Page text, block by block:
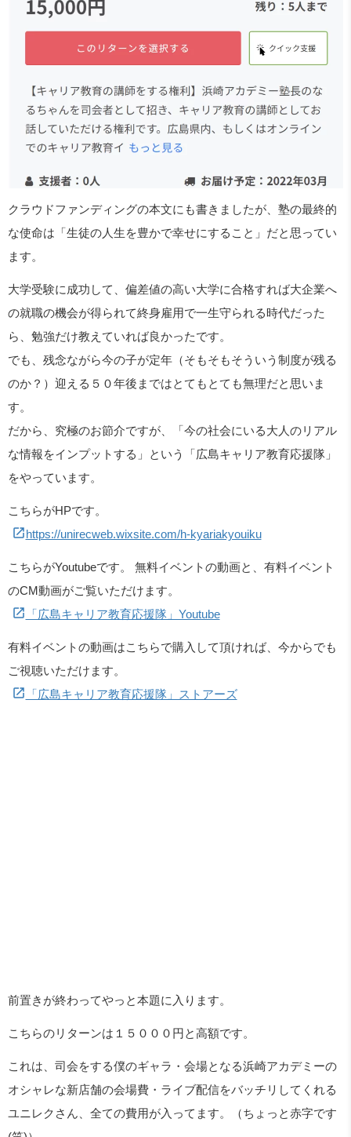
クラウドファンディングの本文にも書きましたが、塾の最終的
な使命は「生徒の人生を豊かで幸せにすること」だと思ってい
ます。
大学受験に成功して、偏差値の高い大学に合格すれば大企業へ
の就職の機会が得られて終身雇用で一生守られる時代だった
ら、勉強だけ教えていれば良かったです。
でも、残念ながら今の子が定年（そもそもそういう制度が残る
のか？）迎える５０年後まではとてもとても無理だと思いま
す。
だから、究極のお節介ですが、「今の社会にいる大人のリアル
な情報をインプットする」という「広島キャリア教育応援隊」
をやっています。
こちらがHPです。
https://unirecweb.wixsite.com/h-kyariakyouiku
こちらがYoutubeです。 無料イベントの動画と、有料イベント
のCM動画がご覧いただけます。
「広島キャリア教育応援隊」Youtube
有料イベントの動画はこちらで購入して頂ければ、今からでも
ご視聴いただけます。
「広島キャリア教育応援隊」ストアーズ
前置きが終わってやっと本題に入ります。
こちらのリターンは１５０００円と高額です。
これは、司会をする僕のギャラ・会場となる浜崎アカデミーの
オシャレな新店舗の会場費・ライブ配信をバッチリしてくれる
ユニレクさん、全ての費用が入ってます。（ちょっと赤字です